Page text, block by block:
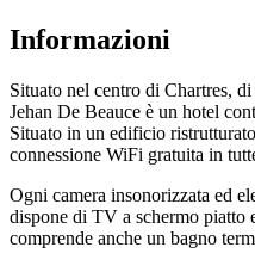
Informazioni
Situato nel centro di Chartres,
Jehan De Beauce è un hotel
Situato in un edificio
connessione WiFi gratuita in
Ogni camera insonorizzata ed
dispone di TV a schermo piatto
comprende anche un bagno